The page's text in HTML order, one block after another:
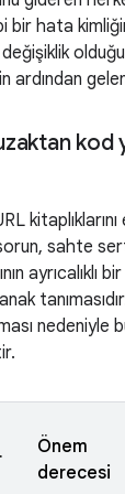
bir hata
kod
sahte
ayrıcalıklı
nedeniyle
Önem
derecesi